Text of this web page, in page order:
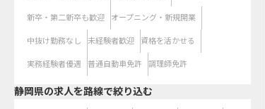
新卒・第二新卒も歓迎 オープニング・新規開業
中抜け勤務なし 未経験者歓迎 資格を活かせる
実務経験者優遇 普通自動車免許 調理師免許
静岡県の求人を路線で絞り込む